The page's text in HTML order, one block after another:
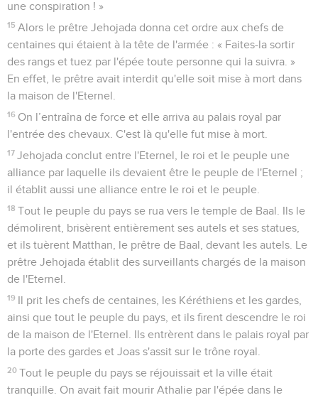
une conspiration ! »
15 Alors le prêtre Jehojada donna cet ordre aux chefs de
centaines qui étaient à la tête de l'armée : « Faites-la sortir
des rangs et tuez par l'épée toute personne qui la suivra. »
En effet, le prêtre avait interdit qu'elle soit mise à mort dans
la maison de l'Eternel.
16 On l’entraîna de force et elle arriva au palais royal par
l'entrée des chevaux. C'est là qu'elle fut mise à mort.
17 Jehojada conclut entre l'Eternel, le roi et le peuple une
alliance par laquelle ils devaient être le peuple de l'Eternel ;
il établit aussi une alliance entre le roi et le peuple.
18 Tout le peuple du pays se rua vers le temple de Baal. Ils le
démolirent, brisèrent entièrement ses autels et ses statues,
et ils tuèrent Matthan, le prêtre de Baal, devant les autels. Le
prêtre Jehojada établit des surveillants chargés de la maison
de l'Eternel.
19 Il prit les chefs de centaines, les Kéréthiens et les gardes,
ainsi que tout le peuple du pays, et ils firent descendre le roi
de la maison de l'Eternel. Ils entrèrent dans le palais royal par
la porte des gardes et Joas s'assit sur le trône royal.
20 Tout le peuple du pays se réjouissait et la ville était
tranquille. On avait fait mourir Athalie par l'épée dans le